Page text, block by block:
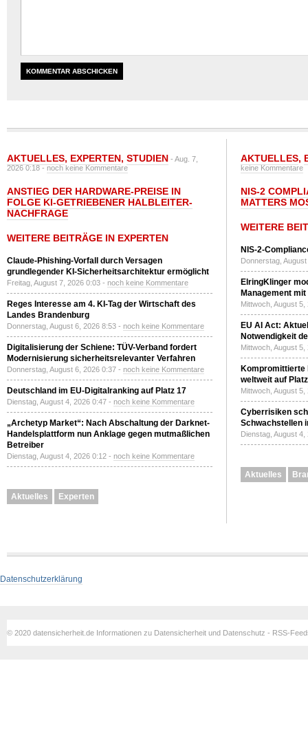
AKTUELLES, EXPERTEN, STUDIEN - Aug. 7,
2026 0:18 -noch keine Kommentare
ANSTIEG DER HARDWARE-PREISE IN
FOLGE KI-GETRIEBENER HALBLEITER-
NACHFRAGE
WEITERE BEITRÄGE IN EXPERTEN
Claude-Phishing-Vorfall durch Versagen
grundlegender KI-Sicherheitsarchitektur ermöglicht
Freitag, August 7, 2026 0:03 - noch keine Kommentare
Reges Interesse am 4. KI-Tag der Wirtschaft des
Landes Brandenburg
Donnerstag, August 6, 2026 8:53 - noch keine Kommentare
Digitalisierung der Schiene: TÜV-Verband fordert
Modernisierung sicherheitsrelevanter Verfahren
Donnerstag, August 6, 2026 0:37 - noch keine Kommentare
Deutschland im EU-Digitalranking auf Platz 17
Dienstag, August 4, 2026 0:47 - noch keine Kommentare
„Archetyp Market“: Nach Abschaltung der Darknet-
Handelsplattform nun Anklage gegen mutmaßlichen
Betreiber
Dienstag, August 4, 2026 0:12 - noch keine Kommentare
Aktuelles Experten
AKTUELLES,
keine Kommentare
NIS-2
MATTERS
WEITERE
NIS-2-
Donnerstag,
ElringKlinger
Management
Mittwoch, August
EU AI Act:
Notwendigkeit
Mittwoch, August
Kompromittierte
weltweit auf
Mittwoch, August
Cyberrisiken
Schwachstellen
Dienstag, August
Aktuelles
Datenschutzerklärung
© 2020 datensicherheit.de Informationen zu Datensicherheit und Datenschutz - RSS-